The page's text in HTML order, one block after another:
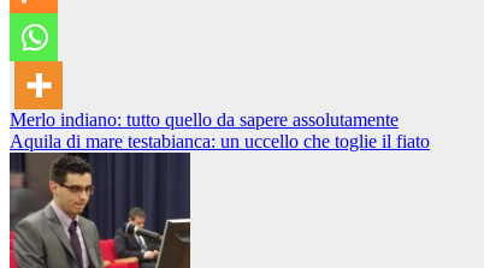
Navigazione
articoli
Merlo indiano: tutto quello da sapere assolutamente
Aquila di mare testabianca: un uccello che toglie il fiato